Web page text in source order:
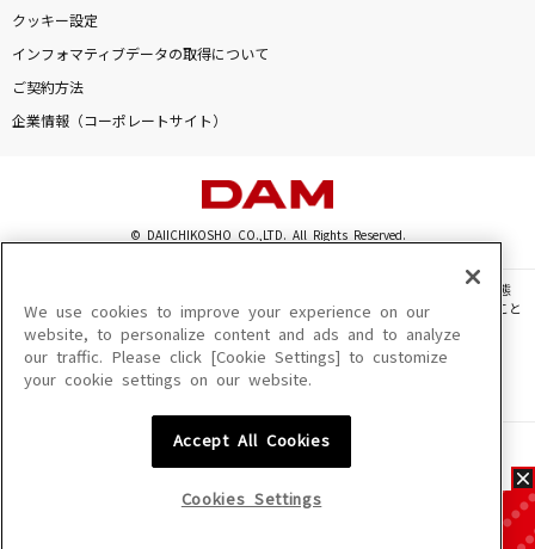
クッキー設定
インフォマティブデータの取得について
ご契約方法
企業情報（コーポレートサイト）
© DAIICHIKOSHO CO.,LTD. All Rights Reserved.
このサイトに掲載されている一切の文章・画像・写真・動画・音声等を、手段や形態
を問わず、著作権法の定める範囲を超えて無断で複製、転載、ファイル化などすること
を禁じます。
楽曲及びコンテンツは、機種によりご利用いただけない場合があります。
楽曲及びコンテンツの配信日、配信内容が変更になる場合があります。
We use cookies to improve your experience on our
website, to personalize content and ads and to analyze
our traffic. Please click [Cookie Settings] to customize
your cookie settings on our website.
Accept All Cookies
Cookies Settings